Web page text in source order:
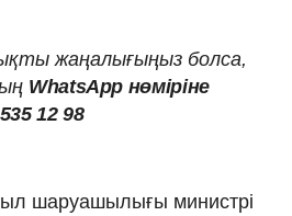
жаңалығыңыз болса,
WhatsApp нөміріне
12 98
шаруашылығы министрі